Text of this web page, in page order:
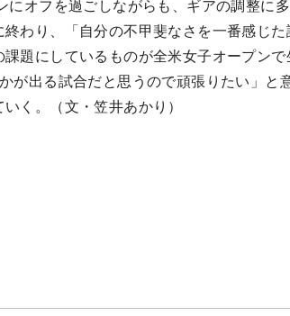
にオフを過ごしながらも、ギアの調整に
わり、「自分の不甲斐なさを一番感じた
題にしているものが全米女子オープンで
が出る試合だと思うので頑張りたい」と
く。（文・笠井あかり）